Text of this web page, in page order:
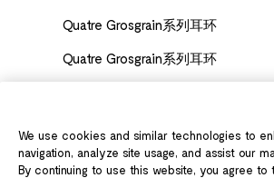
Quatre Grosgrain系列耳环
Quatre Grosgrain系列耳环
Quatre Radiant系列Clou de Paris
We use cookies and similar technologies to
navigation, analyze site usage, and assist our
By continuing to use this website, you agree to